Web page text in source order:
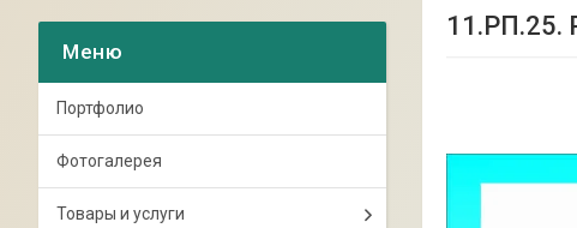
11.РП.25.
Портфолио
Фотогалерея
Товары и услуги